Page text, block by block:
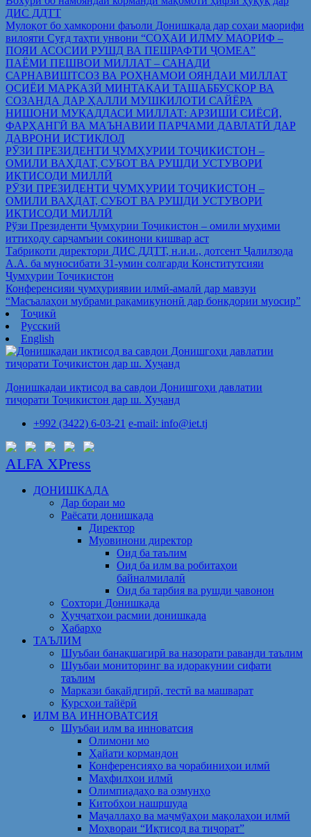
ДИС ДДТТ
Мулоқот бо ҳамкорони фаъоли Донишкада дар соҳаи маорифи
вилояти Суғд таҳти унвони “СОҲАИ ИЛМУ МАОРИФ –
ПОЯИ АСОСИИ РУШД ВА ПЕШРАФТИ ҶОМЕА”
ПАЁМИ ПЕШВОИ МИЛЛАТ – САНАДИ
САРНАВИШТСОЗ ВА РОҲНАМОИ ОЯНДАИ МИЛЛАТ
ОСИЁИ МАРКАЗӢ МИНТАҚАИ ТАШАББУСКОР ВА
СОЗАНДА ДАР ҲАЛЛИ МУШКИЛОТИ САЙЁРА
НИШОНИ МУҚАДДАСИ МИЛЛАТ: АРЗИШИ СИЁСӢ,
ФАРҲАНГӢ ВА МАЪНАВИИ ПАРЧАМИ ДАВЛАТӢ ДАР
ДАВРОНИ ИСТИҚЛОЛ
РӮЗИ ПРЕЗИДЕНТИ ҶУМҲУРИИ ТОҶИКИСТОН –
ОМИЛИ ВАҲДАТ, СУБОТ ВА РУШДИ УСТУВОРИ
ИҚТИСОДИ МИЛЛӢ
РӮЗИ ПРЕЗИДЕНТИ ҶУМҲУРИИ ТОҶИКИСТОН –
ОМИЛИ ВАҲДАТ, СУБОТ ВА РУШДИ УСТУВОРИ
ИҚТИСОДИ МИЛЛӢ
Рўзи Президенти Ҷумҳурии Тоҷикистон – омили муҳими
иттиҳоду сарҷамъии сокинони кишвар аст
Табрикоти директори ДИС ДДТТ, н.и.и., дотсент Ҷалилзода
А.А. ба муносибати 31-умин солгарди Конститутсияи
Ҷумҳурии Тоҷикистон
Конференсияи ҷумҳуриявии илмӣ-амалӣ дар мавзуи
“Масъалаҳои мубрами рақамикунонӣ дар бонкдории муосир”
Тоҷикӣ
Русский
English
Донишкадаи иқтисод ва савдои Донишгоҳи давлатии
тиҷорати Тоҷикистон дар ш. Хуҷанд
+992 (3422) 6-03-21 e-mail: info@iet.tj
ALFA XPress
ДОНИШКАДА
Дар бораи мо
Раёсати донишкада
Директор
Муовинони директор
Оид ба таълим
Оид ба илм ва робитаҳои
байналмилалӣ
Оид ба тарбия ва рушди ҷавонон
Сохтори Донишкада
Ҳуҷҷатҳои расмии донишкада
Хабарҳо
ТАЪЛИМ
Шуъбаи банақшагирӣ ва назорати раванди таълим
Шуъбаи мониторинг ва идоракунии сифати
таълим
Маркази бақайдгирӣ, тестӣ ва машварат
Курсҳои тайёрӣ
ИЛМ ВА ИННОВАТСИЯ
Шуъбаи илм ва инноватсия
Олимони мо
Ҳайати кормандон
Конференсияҳо ва чорабиниҳои илмӣ
Маҳфилҳои илмӣ
Олимпиадаҳо ва озмунҳо
Китобҳои нашршуда
Маҷаллаҳо ва маҷмӯаҳои мақолаҳои илмӣ
Моҳвораи “Иқтисод ва тиҷорат”